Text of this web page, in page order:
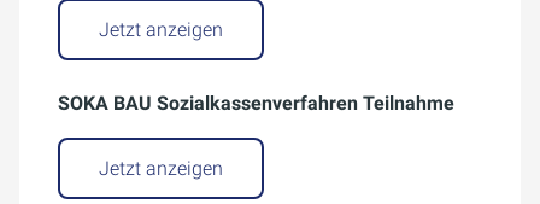
Jetzt anzeigen
SOKA BAU Sozialkassenverfahren Teilnahme
Jetzt anzeigen